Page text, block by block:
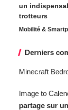
un
trotteurs
Mobilité &
Derniers
Minecraft
Image to
partage sur